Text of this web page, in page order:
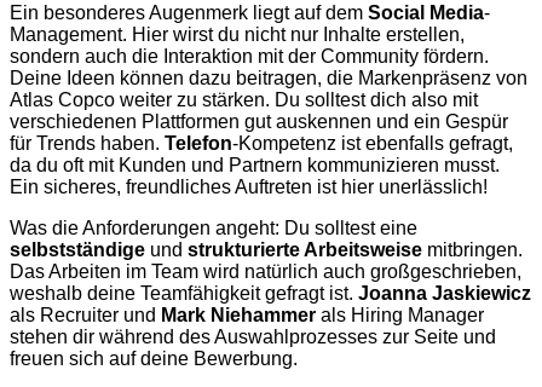
Ein besonderes Augenmerk liegt auf dem Social Media-
Management. Hier wirst du nicht nur Inhalte erstellen,
sondern auch die Interaktion mit der Community fördern.
Deine Ideen können dazu beitragen, die Markenpräsenz von
Atlas Copco weiter zu stärken. Du solltest dich also mit
verschiedenen Plattformen gut auskennen und ein Gespür
für Trends haben. Telefon-Kompetenz ist ebenfalls gefragt,
da du oft mit Kunden und Partnern kommunizieren musst.
Ein sicheres, freundliches Auftreten ist hier unerlässlich!
Was die Anforderungen angeht: Du solltest eine
selbstständige und strukturierte Arbeitsweise mitbringen.
Das Arbeiten im Team wird natürlich auch großgeschrieben,
weshalb deine Teamfähigkeit gefragt ist. Joanna Jaskiewicz
als Recruiter und Mark Niehammer als Hiring Manager
stehen dir während des Auswahlprozesses zur Seite und
freuen sich auf deine Bewerbung.